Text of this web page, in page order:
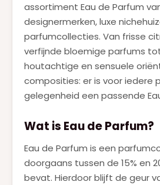
assortiment Eau de Parfum
designermerken, luxe
parfumcollecties. Van frisse
verfijnde bloemige parfums
houtachtige en sensuele
composities: er is voor iedere
gelegenheid een passende
Wat is Eau de Parfum?
Eau de Parfum is een
doorgaans tussen de 15% en
bevat. Hierdoor blijft de geur